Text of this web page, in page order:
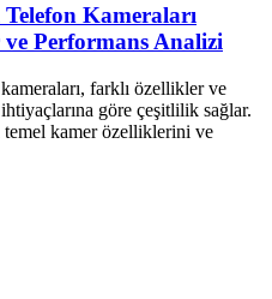
Kameraları
ve Performans Analizi
farklı özellikler ve
göre çeşitlilik sağlar.
temel kamer özelliklerini ve